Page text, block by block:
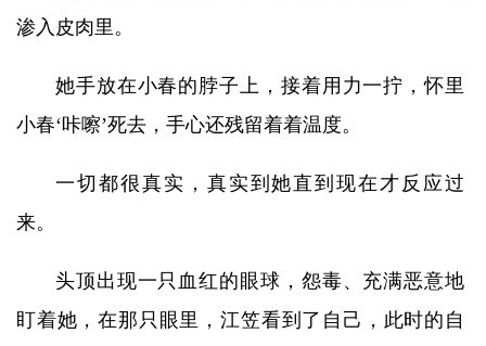
渗入皮肉里。
她手放在小春的脖子上，接着用力一拧，怀里
小春‘咔嚓’死去，手心还残留着着温度。
一切都很真实，真实到她直到现在才反应过
来。
头顶出现一只血红的眼球，怨毒、充满恶意地
盯着她，在那只眼里，江笠看到了自己，此时的自